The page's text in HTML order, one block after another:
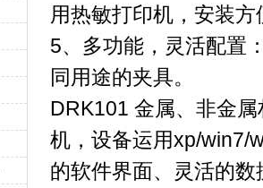
用热敏打印机，安装
5、多功能，灵活配
同用途的夹具。
DRK101 金属、非金
机，设备运用xp/win7/
的软件界面、灵活的